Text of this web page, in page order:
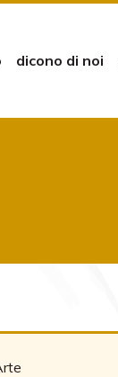
dicono di noi